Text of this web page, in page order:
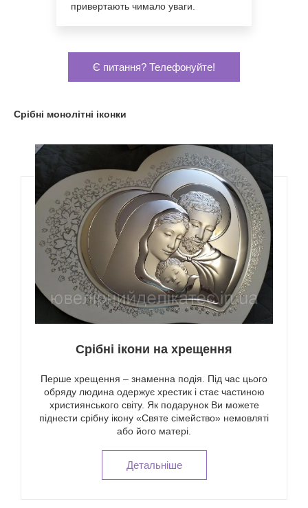
привертають чимало уваги.
Є питання? Телефонуйте!
Срібні монолітні іконки
Срібні ікони на хрещення
Перше хрещення – знаменна подія. Під час цього
обряду людина одержує хрестик і стає частиною
християнського світу. Як подарунок Ви можете
піднести срібну ікону «Святе сімейство» немовляті
або його матері.
Детальнiше